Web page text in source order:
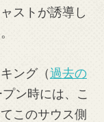
ストが誘導し
ング（過去の
ン時には、こ
このサウス側